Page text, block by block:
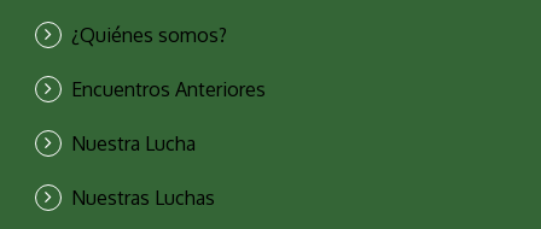
¿Quiénes somos?
Encuentros Anteriores
Nuestra Lucha
Nuestras Luchas